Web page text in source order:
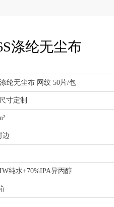
涤纶无尘布
涤纶无尘布 网纹 50片/包
寸定制
边
纯水+70%IPA异丙醇